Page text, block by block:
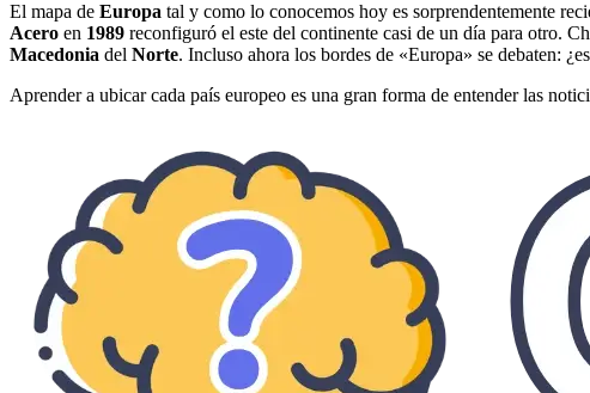
El mapa de Europa tal y como lo conocemos hoy es sorprendentemente
Acero en 1989 reconfiguró el este del continente casi de un día para otro.
Macedonia del Norte. Incluso ahora los bordes de «Europa» se debaten:
Aprender a ubicar cada país europeo es una gran forma de entender las